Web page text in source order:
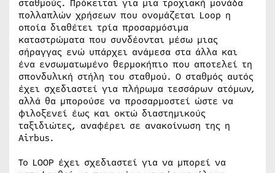
σταθμούς. Πρόκειται για μια τροχιακή μονάδα
πολλαπλών χρήσεων που ονομάζεται Loop η
οποία διαθέτει τρία προσαρμόσιμα
καταστρώματα που συνδέονται μέσω μιας
σήραγγας ενώ υπάρχει ανάμεσα στα άλλα και
ένα ενσωματωμένο θερμοκήπιο που αποτελεί τη
σπονδυλική στήλη του σταθμού. Ο σταθμός αυτός
έχει σχεδιαστεί για πλήρωμα τεσσάρων ατόμων,
αλλά θα μπορούσε να προσαρμοστεί ώστε να
φιλοξενεί έως και οκτώ διαστημικούς
ταξιδιώτες, αναφέρει σε ανακοίνωση της η
Airbus.
Το LOOP έχει σχεδιαστεί για να μπορεί να